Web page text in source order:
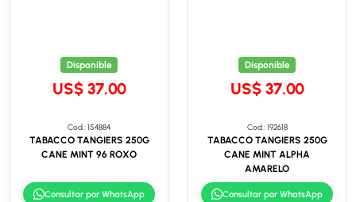
Disponible
US$ 37.00
Cod.: 154884
TABACCO TANGIERS 250G
CANE MINT 96 ROXO
Consultar por WhatsApp
Disponible
US$ 37.00
Cod.: 192618
TABACCO TANGIERS 250G
CANE MINT ALPHA
AMARELO
Consultar por WhatsApp